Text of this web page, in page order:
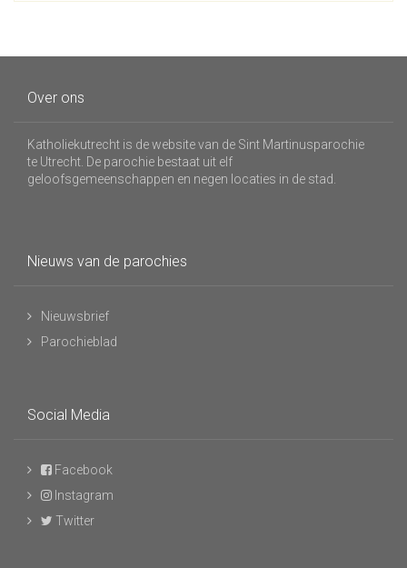
Over ons
Katholiekutrecht is de website van de Sint Martinusparochie
te Utrecht. De parochie bestaat uit elf
geloofsgemeenschappen en negen locaties in de stad.
Nieuws van de parochies
Nieuwsbrief
Parochieblad
Social Media
Facebook
Instagram
Twitter